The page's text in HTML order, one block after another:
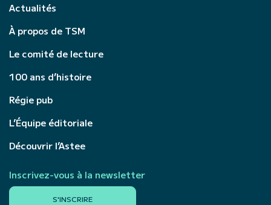
Actualités
À propos de TSM
Le comité de lecture
100 ans d’histoire
Régie pub
L’Équipe éditoriale
Découvrir l’Astee
Inscrivez-vous à la newsletter
S'INSCRIRE